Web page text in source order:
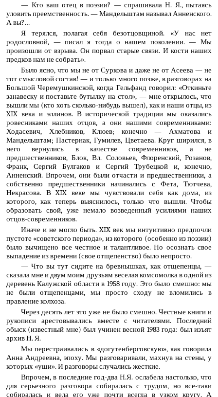
— Кто ваш отец в поэзии? — спрашивала Н. Я., пытаясь
уловить преемственность. — Мандельштам называл Анненского.
А вы?…
Я терялся, полагая себя безотцовщиной. «У нас нет
родословной, — писал я тогда о нашем поколении. — Мы
произошли от взрыва. Он порвал старые связи. И кости наших
предков нам не собрать».
Было ясно, что мы не от Суркова и даже не от Асеева — не
тот смысловой состав! — и только много позже, в разговорах на
Большой Черемушкинской, когда Гельфанд говорил: «Откиньте
занавеску и поставьте бутылку на стол», — мне открылось, что
вышли мы (кто хоть сколько-нибудь вышел), как и наши отцы, из
XIX века и эллинов. В исторической традиции мы оказались
ровесниками наших отцов, а они нашими современниками:
Ходасевич, Хлебников, Клюев; конечно — Ахматова и
Мандельштам; Пастернак, Гумилев, Цветаева. Круг ширился, в
него вернулись в качестве современников, а не
предшественников, Блок, Вл. Соловьев, Флоренский, Розанов,
Франк, Сергий Булгаков и Сергий Трубецкой и, конечно,
Анненский. Впрочем, они были отчасти и предшественники, а
собственно предшественники начинались с Фета, Тютчева,
Некрасова. В XIX веке мы чувствовали себя как дома, из
которого, как теперь выяснилось, только что вышли. Чтобы
образовать свой, уже немало возведенный усилиями наших
отцов-современников.
Иначе и не могло быть. XIX век мы интуитивно предпочли
пустоте «советского периода», из которого (особенно из поэзии)
было вычищено все честное и талантливое. Но осознать свое
выпадение из времени (свое отщепенство) было непросто.
— Что вы тут сидите на бревнышках, как отщепенцы, —
сказала мне и двум моим друзьям веселая комсомолка в одной из
деревень Калужской области в 1958 году. Это было смешно: мы
не были отщепенцами, мы просто сходу не вломились в
правление колхоза.
Через десять лет это уже не было смешно. Честные книги и
рукописи арестовывались вместе с читателями. Последний
обыск (известный мне) был учинен весной 1983 года: был изъят
архив Н. Я.
Мы перестраивались в «догутенберговскую», как говорила
Анна Андреевна, эпоху. Мы разговаривали, махнув на стены, у
которых «уши». И разговоры случались жесткие.
Впрочем, в последние год-два Н.Я. ослабела настолько, что
для серьезного разговора собиралась с трудом, но все-таки
собиралась и вела его уже почти всегда в узком кругу. А